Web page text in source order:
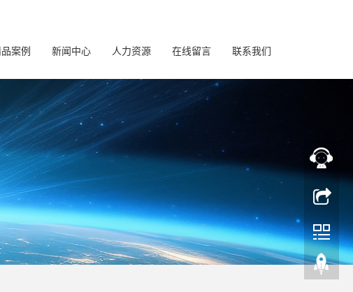
案例 新闻中心 人力资源 在线留言 联系我们